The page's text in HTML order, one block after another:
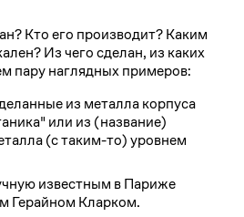
Кто его производит? Каким
Из чего сделан, из каких
пару наглядных примеров:
из металла корпуса
или из (название)
(с таким-то) уровнем
известным в Париже
Герайном Кларком.